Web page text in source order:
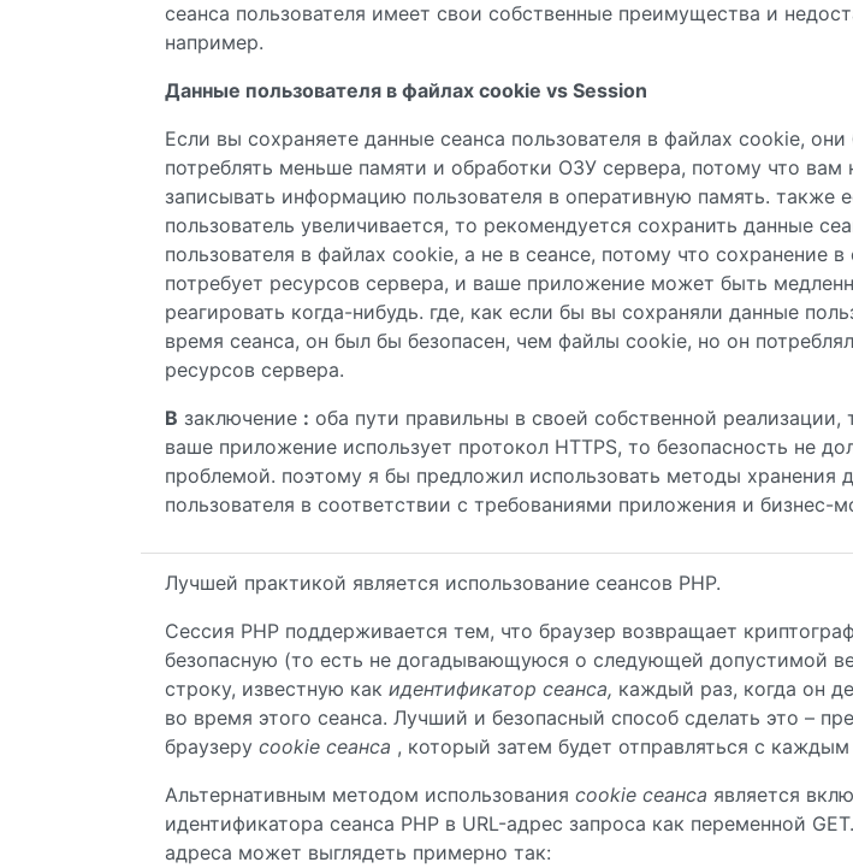
сеанса пользователя имеет свои собственные преимущества и
например.
Данные пользователя в файлах cookie vs Session
Если вы сохраняете данные сеанса пользователя в файлах cookie, они
потреблять меньше памяти и обработки ОЗУ сервера, потому что вам
записывать информацию пользователя в оперативную память. также
пользователь увеличивается, то рекомендуется сохранить данные
пользователя в файлах cookie, а не в сеансе, потому что сохранение в
потребует ресурсов сервера, и ваше приложение может быть
реагировать когда-нибудь. где, как если бы вы сохраняли данные
время сеанса, он был бы безопасен, чем файлы cookie, но он
ресурсов сервера.
В заключение : оба пути правильны в своей собственной реализации,
ваше приложение использует протокол HTTPS, то безопасность не
проблемой. поэтому я бы предложил использовать методы хранения
пользователя в соответствии с требованиями приложения и бизнес-
Лучшей практикой является использование сеансов PHP.
Сессия PHP поддерживается тем, что браузер возвращает
безопасную (то есть не догадывающуюся о следующей допустимой
строку, известную как идентификатор сеанса, каждый раз, когда он
во время этого сеанса. Лучший и безопасный способ сделать это –
браузеру cookie сеанса , который затем будет отправляться с
Альтернативным методом использования cookie сеанса является
идентификатора сеанса PHP в URL-адрес запроса как переменной
адреса может выглядеть примерно так: